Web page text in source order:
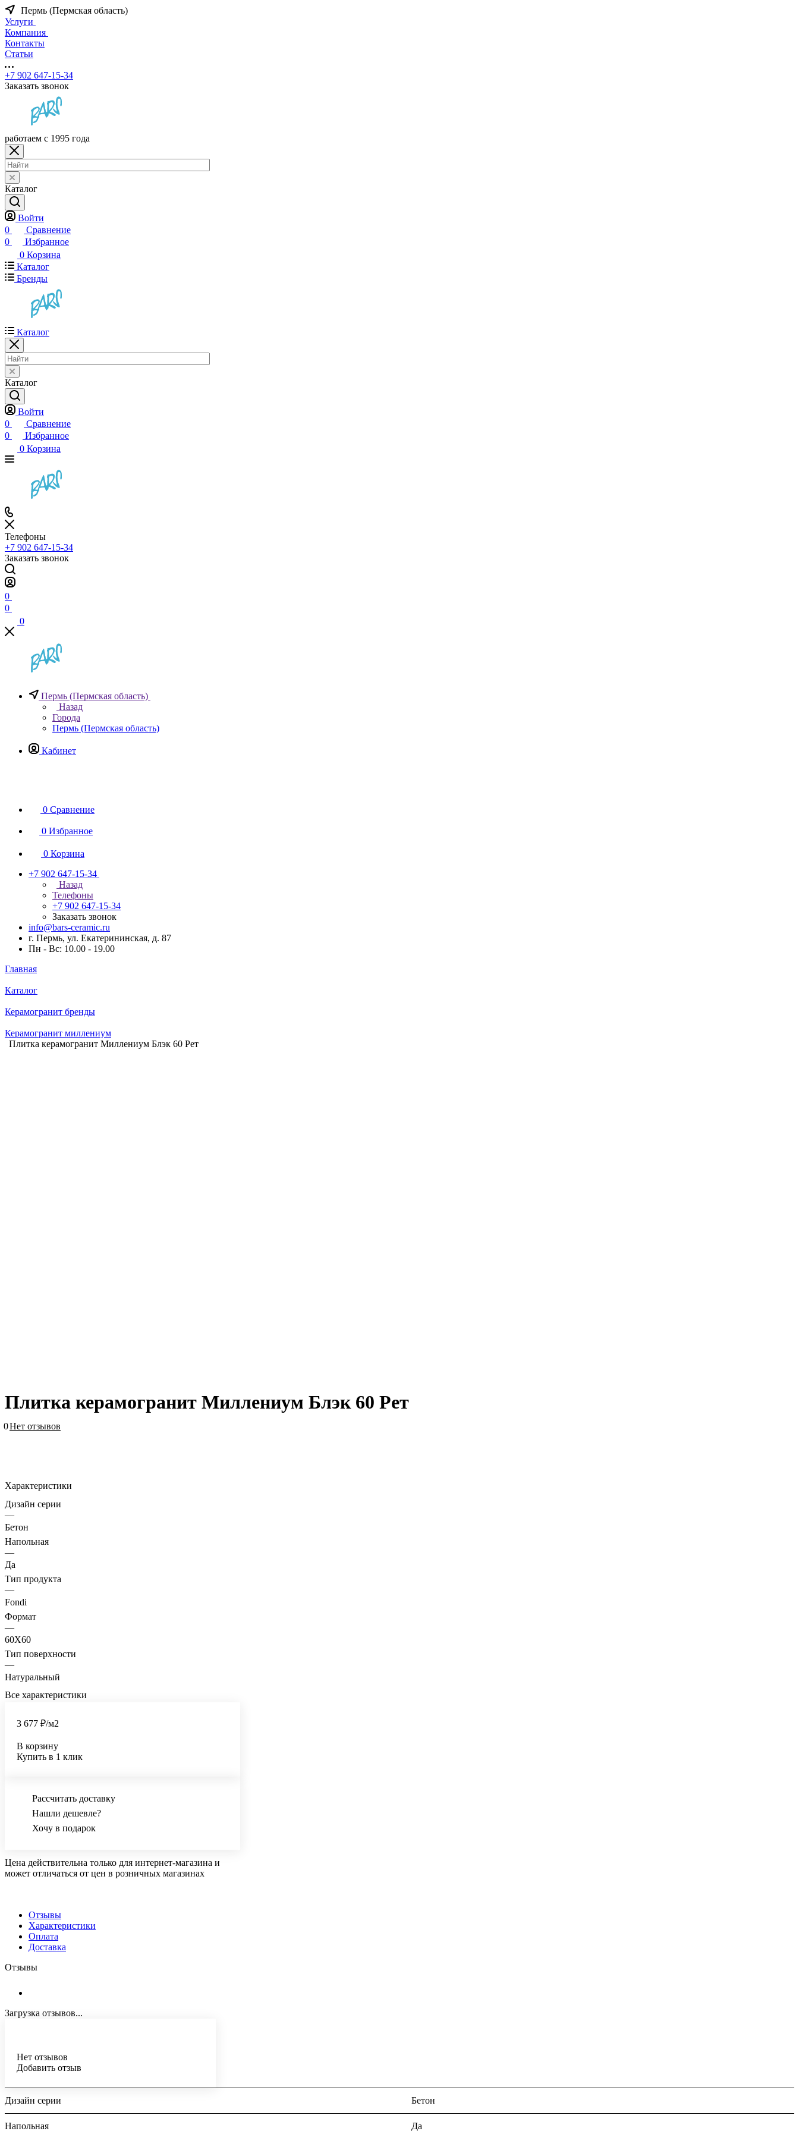
Пермь (Пермская область)
Услуги
Компания
Контакты
Статьи
+7 902 647-15-34
Заказать звонок
работаем с 1995 года
Каталог
Войти
0
Сравнение
0
Избранное
0 Корзина
Каталог
Бренды
Каталог
Каталог
Войти
0
Сравнение
0
Избранное
0 Корзина
Телефоны
+7 902 647-15-34
Заказать звонок
0
0
0
Пермь (Пермская область)
Назад
Города
Пермь (Пермская область)
Кабинет
0 Сравнение
0 Избранное
0 Корзина
+7 902 647-15-34
Назад
Телефоны
+7 902 647-15-34
Заказать звонок
info@bars-ceramic.ru
г. Пермь, ул. Екатерининская, д. 87
Пн - Вс: 10.00 - 19.00
Главная
Каталог
Керамогранит бренды
Керамогранит миллениум
Плитка керамогранит Миллениум Блэк 60 Рет
Плитка керамогранит Миллениум Блэк 60 Рет
0Нет отзывов
Характеристики
Дизайн серии
—
Бетон
Напольная
—
Да
Тип продукта
—
Fondi
Формат
—
60X60
Тип поверхности
—
Натуральный
Все характеристики
3 677 ₽/м2
В корзину
Купить в 1 клик
Рассчитать доставку
Нашли дешевле?
Хочу в подарок
Цена действительна только для интернет-магазина и
может отличаться от цен в розничных магазинах
Отзывы
Характеристики
Оплата
Доставка
Отзывы
Загрузка отзывов...
Нет отзывов
Добавить отзыв
Дизайн серии Бетон
Напольная Да